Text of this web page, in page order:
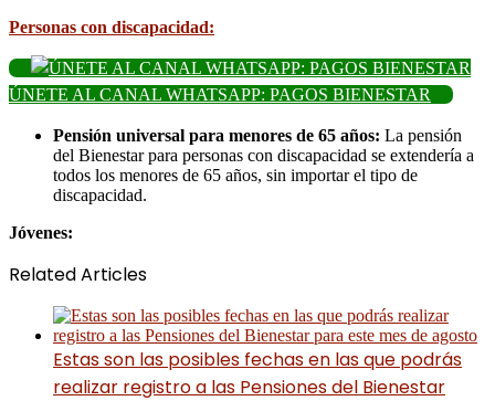
Personas con discapacidad:
ÚNETE AL CANAL WHATSAPP: PAGOS BIENESTAR
Pensión universal para menores de 65 años: La pensión
del Bienestar para personas con discapacidad se extendería a
todos los menores de 65 años, sin importar el tipo de
discapacidad.
Jóvenes:
Related Articles
Estas son las posibles fechas en las que podrás
realizar registro a las Pensiones del Bienestar